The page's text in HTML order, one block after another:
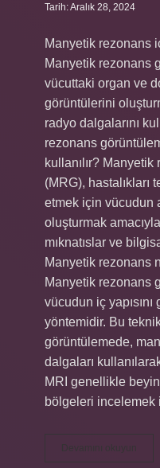
Tarih: Aralık 28, 2024
Manyetik rezonans
Manyetik rezonans
vücuttaki organ ve
görüntülerini
radyo dalgalarını
rezonans
kullanılır?
(MRG), hastalıkları
etmek için vücudun
oluşturmak
mıknatıslar ve
Manyetik rezonans
Manyetik rezonans
vücudun iç
yöntemidir. Bu
görüntülemede,
dalgaları
MRI genellikle
bölgeleri
Devamını okuyun